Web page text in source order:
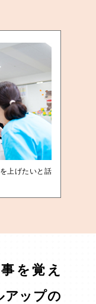
上げたいと話
を覚え
アップの